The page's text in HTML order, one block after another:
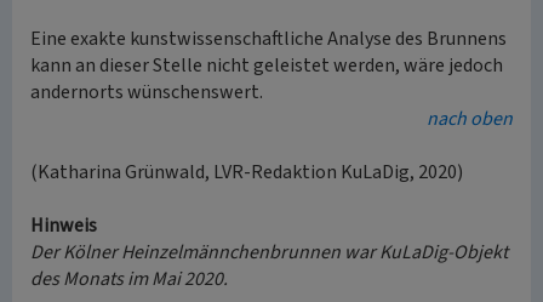
Eine exakte kunstwissenschaftliche Analyse des Brunnens
kann an dieser Stelle nicht geleistet werden, wäre jedoch
andernorts wünschenswert.
nach oben
(Katharina Grünwald, LVR-Redaktion KuLaDig, 2020)
Hinweis
Der Kölner Heinzelmännchenbrunnen war KuLaDig-Objekt
des Monats im Mai 2020.